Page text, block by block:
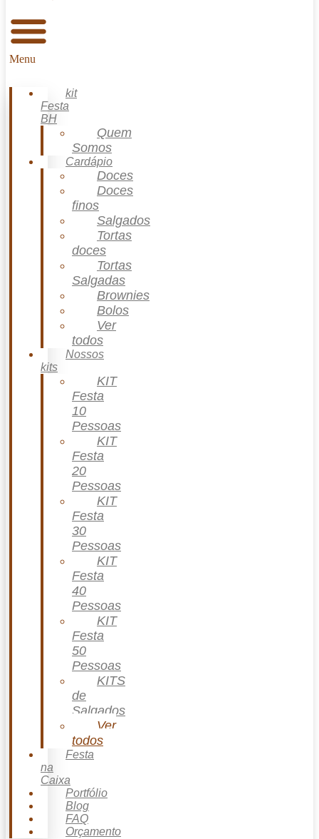
Menu
kit
Festa
BH
Quem
Somos
Cardápio
Doces
Doces
finos
Salgados
Tortas
doces
Tortas
Salgadas
Brownies
Bolos
Ver
todos
Nossos
kits
KIT
Festa
10
Pessoas
KIT
Festa
20
Pessoas
KIT
Festa
30
Pessoas
KIT
Festa
40
Pessoas
KIT
Festa
50
Pessoas
KITS
de
Salgados
Ver
todos
Festa
na
Caixa
Portfólio
Blog
FAQ
Orçamento